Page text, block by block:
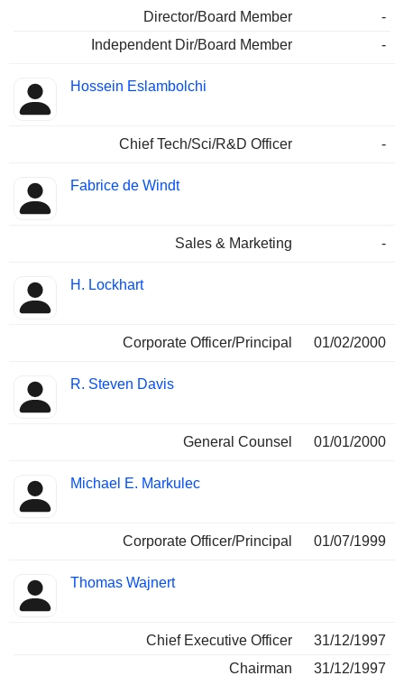
Director/Board Member
-
Independent Dir/Board Member
-
Hossein Eslambolchi
Chief Tech/Sci/R&D Officer -
Fabrice de Windt
Sales & Marketing -
H. Lockhart
Corporate Officer/Principal 01/02/2000
R. Steven Davis
General Counsel 01/01/2000
Michael E. Markulec
Corporate Officer/Principal 01/07/1999
Thomas Wajnert
Chief Executive Officer
31/12/1997
Chairman
31/12/1997